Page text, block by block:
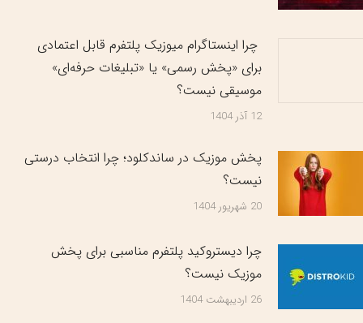
چرا اینستاگرام میوزیک پلتفرم قابل اعتمادی
برای «پخش رسمی» یا «تبلیغات حرفه‌ای»
موسیقی نیست؟
12 آذر 1404
پخش موزیک در ساندکلود؛ چرا انتخاب درستی
نیست؟
20 شهریور 1404
چرا دیستروکید پلتفرم مناسبی برای پخش
موزیک نیست؟
26 اردیبهشت 1404